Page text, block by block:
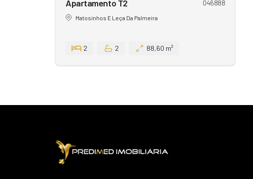
Apartamento T2 046888
Matosinhos E Leça Da Palmeira
2 2 88,60 m²